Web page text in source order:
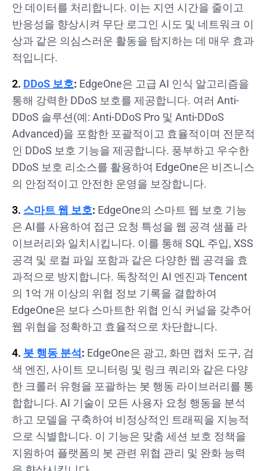
안 데이터를 처리합니다. 이는 지연 시간을 줄이고
반응성을 향상시켜 무단 로그인 시도 및 네트워크 이
상과 같은 의심스러운 활동을 탐지하는 데 매우 효과
적입니다.
2. DDoS 보호: EdgeOne은 고급 AI 인식 알고리즘을
통해 강력한 DDoS 보호를 제공합니다. 여러 Anti-
DDoS 솔루션(예: Anti-DDoS Pro 및 Anti-DDoS
Advanced)을 포함한 포괄적이고 효율적이며 전문적
인 DDoS 보호 기능을 제공합니다. 풍부하고 우수한
DDoS 보호 리소스를 활용하여 EdgeOne은 비즈니스
의 안정적이고 안전한 운영을 보장합니다.
3. 스마트 웹 보호: EdgeOne의 스마트 웹 보호 기능
은 AI를 사용하여 접근 요청 특성을 웹 공격 샘플 라
이브러리와 일치시킵니다. 이를 통해 SQL 주입, XSS
공격 및 로컬 파일 포함과 같은 다양한 웹 공격을 효
과적으로 방지합니다. 독창적인 AI 엔진과 Tencent
의 1억 개 이상의 위협 정보 기록을 결합하여
EdgeOne은 보다 스마트한 위협 인식 커널을 갖추어
웹 위협을 정확하고 효율적으로 차단합니다.
4. 봇 행동 분석: EdgeOne은 광고, 화면 캡처 도구, 검
색 엔진, 사이트 모니터링 및 링크 쿼리와 같은 다양
한 크롤러 유형을 포괄하는 봇 행동 라이브러리를 통
합합니다. AI 기술이 모든 사용자 요청 행동을 분석
하고 모델을 구축하여 비정상적인 트래픽을 지능적
으로 식별합니다. 이 기능은 맞춤 세션 보호 정책을
지원하여 플랫폼의 봇 관련 위협 관리 및 완화 능력